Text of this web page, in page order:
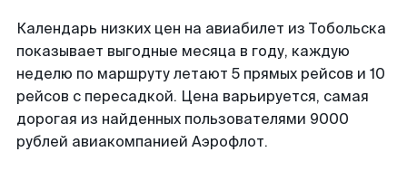
Календарь низких цен на авиабилет из Тобольска
показывает выгодные месяца в году, каждую
неделю по маршруту летают 5 прямых рейсов и 10
рейсов с пересадкой. Цена варьируется, самая
дорогая из найденных пользователями 9000
рублей авиакомпанией Аэрофлот.